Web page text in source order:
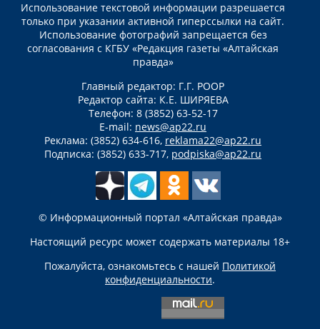
Использование текстовой информации разрешается
только при указании активной гиперссылки на сайт.
Использование фотографий запрещается без
согласования с КГБУ «Редакция газеты «Алтайская
правда»
Главный редактор: Г.Г. РООР
Редактор сайта: К.Е. ШИРЯЕВА
Телефон: 8 (3852) 63-52-17
E-mail: news@ap22.ru
Реклама: (3852) 634-616, reklama22@ap22.ru
Подписка: (3852) 633-717, podpiska@ap22.ru
© Информационный портал «Алтайская правда»
Настоящий ресурс может содержать материалы 18+
Пожалуйста, ознакомьтесь с нашей Политикой
конфиденциальности.